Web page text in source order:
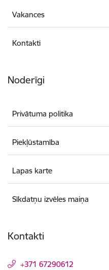
Vakances
Kontakti
Noderīgi
Privātuma politika
Piekļūstamība
Lapas karte
Sīkdatņu izvēles maiņa
Kontakti
+371 67290612